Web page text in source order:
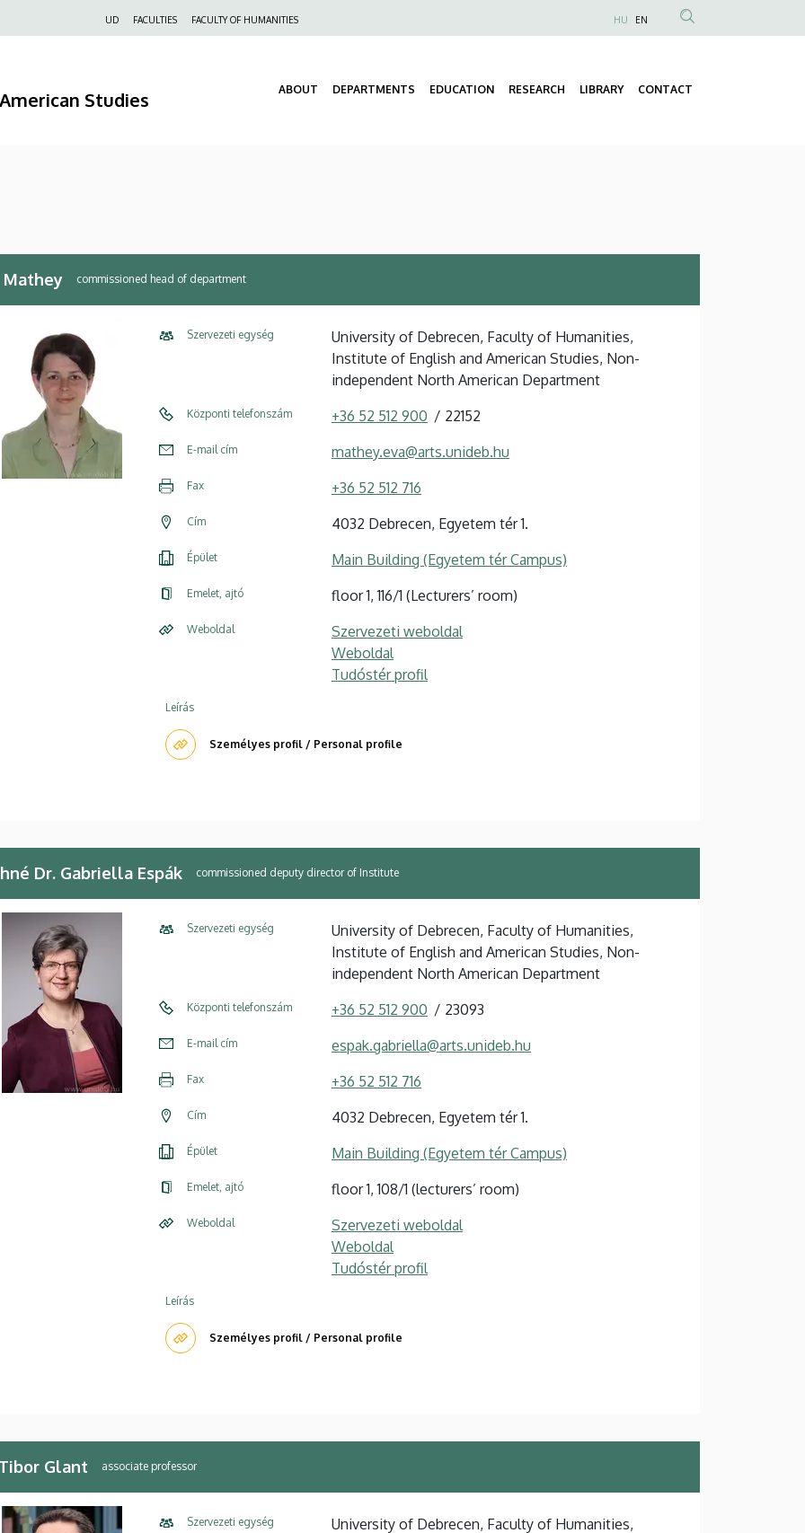
UD FACULTIES FACULTY OF HUMANITIES
Anonim
fiók
HU EN
Studies ABOUT DEPARTMENTS EDUCATION RESEARCH LIBRARY CONTACT
Mathey commissioned head of department
Szervezeti egység
University of Debrecen, Faculty of Humanities,
Institute of English and American Studies, Non-
independent North American Department
Központi telefonszám +36 52 512 900 22152
E-mail cím mathey.eva@arts.unideb.hu
Fax +36 52 512 716
Cím 4032 Debrecen, Egyetem tér 1.
Épület Main Building (Egyetem tér Campus)
Emelet, ajtó floor 1, 116/1 (Lecturers’ room)
Weboldal
Szervezeti weboldal
Weboldal
Tudóstér profil
Leírás
Személyes profil / Personal profile
Dr. Gabriella Espák commissioned deputy director of Institute
Szervezeti egység
University of Debrecen, Faculty of Humanities,
Institute of English and American Studies, Non-
independent North American Department
Központi telefonszám +36 52 512 900 23093
E-mail cím espak.gabriella@arts.unideb.hu
Fax +36 52 512 716
Cím 4032 Debrecen, Egyetem tér 1.
Épület Main Building (Egyetem tér Campus)
Emelet, ajtó floor 1, 108/1 (lecturers’ room)
Weboldal
Szervezeti weboldal
Weboldal
Tudóstér profil
Leírás
Személyes profil / Personal profile
Glant associate professor
Szervezeti egység
University of Debrecen, Faculty of Humanities,